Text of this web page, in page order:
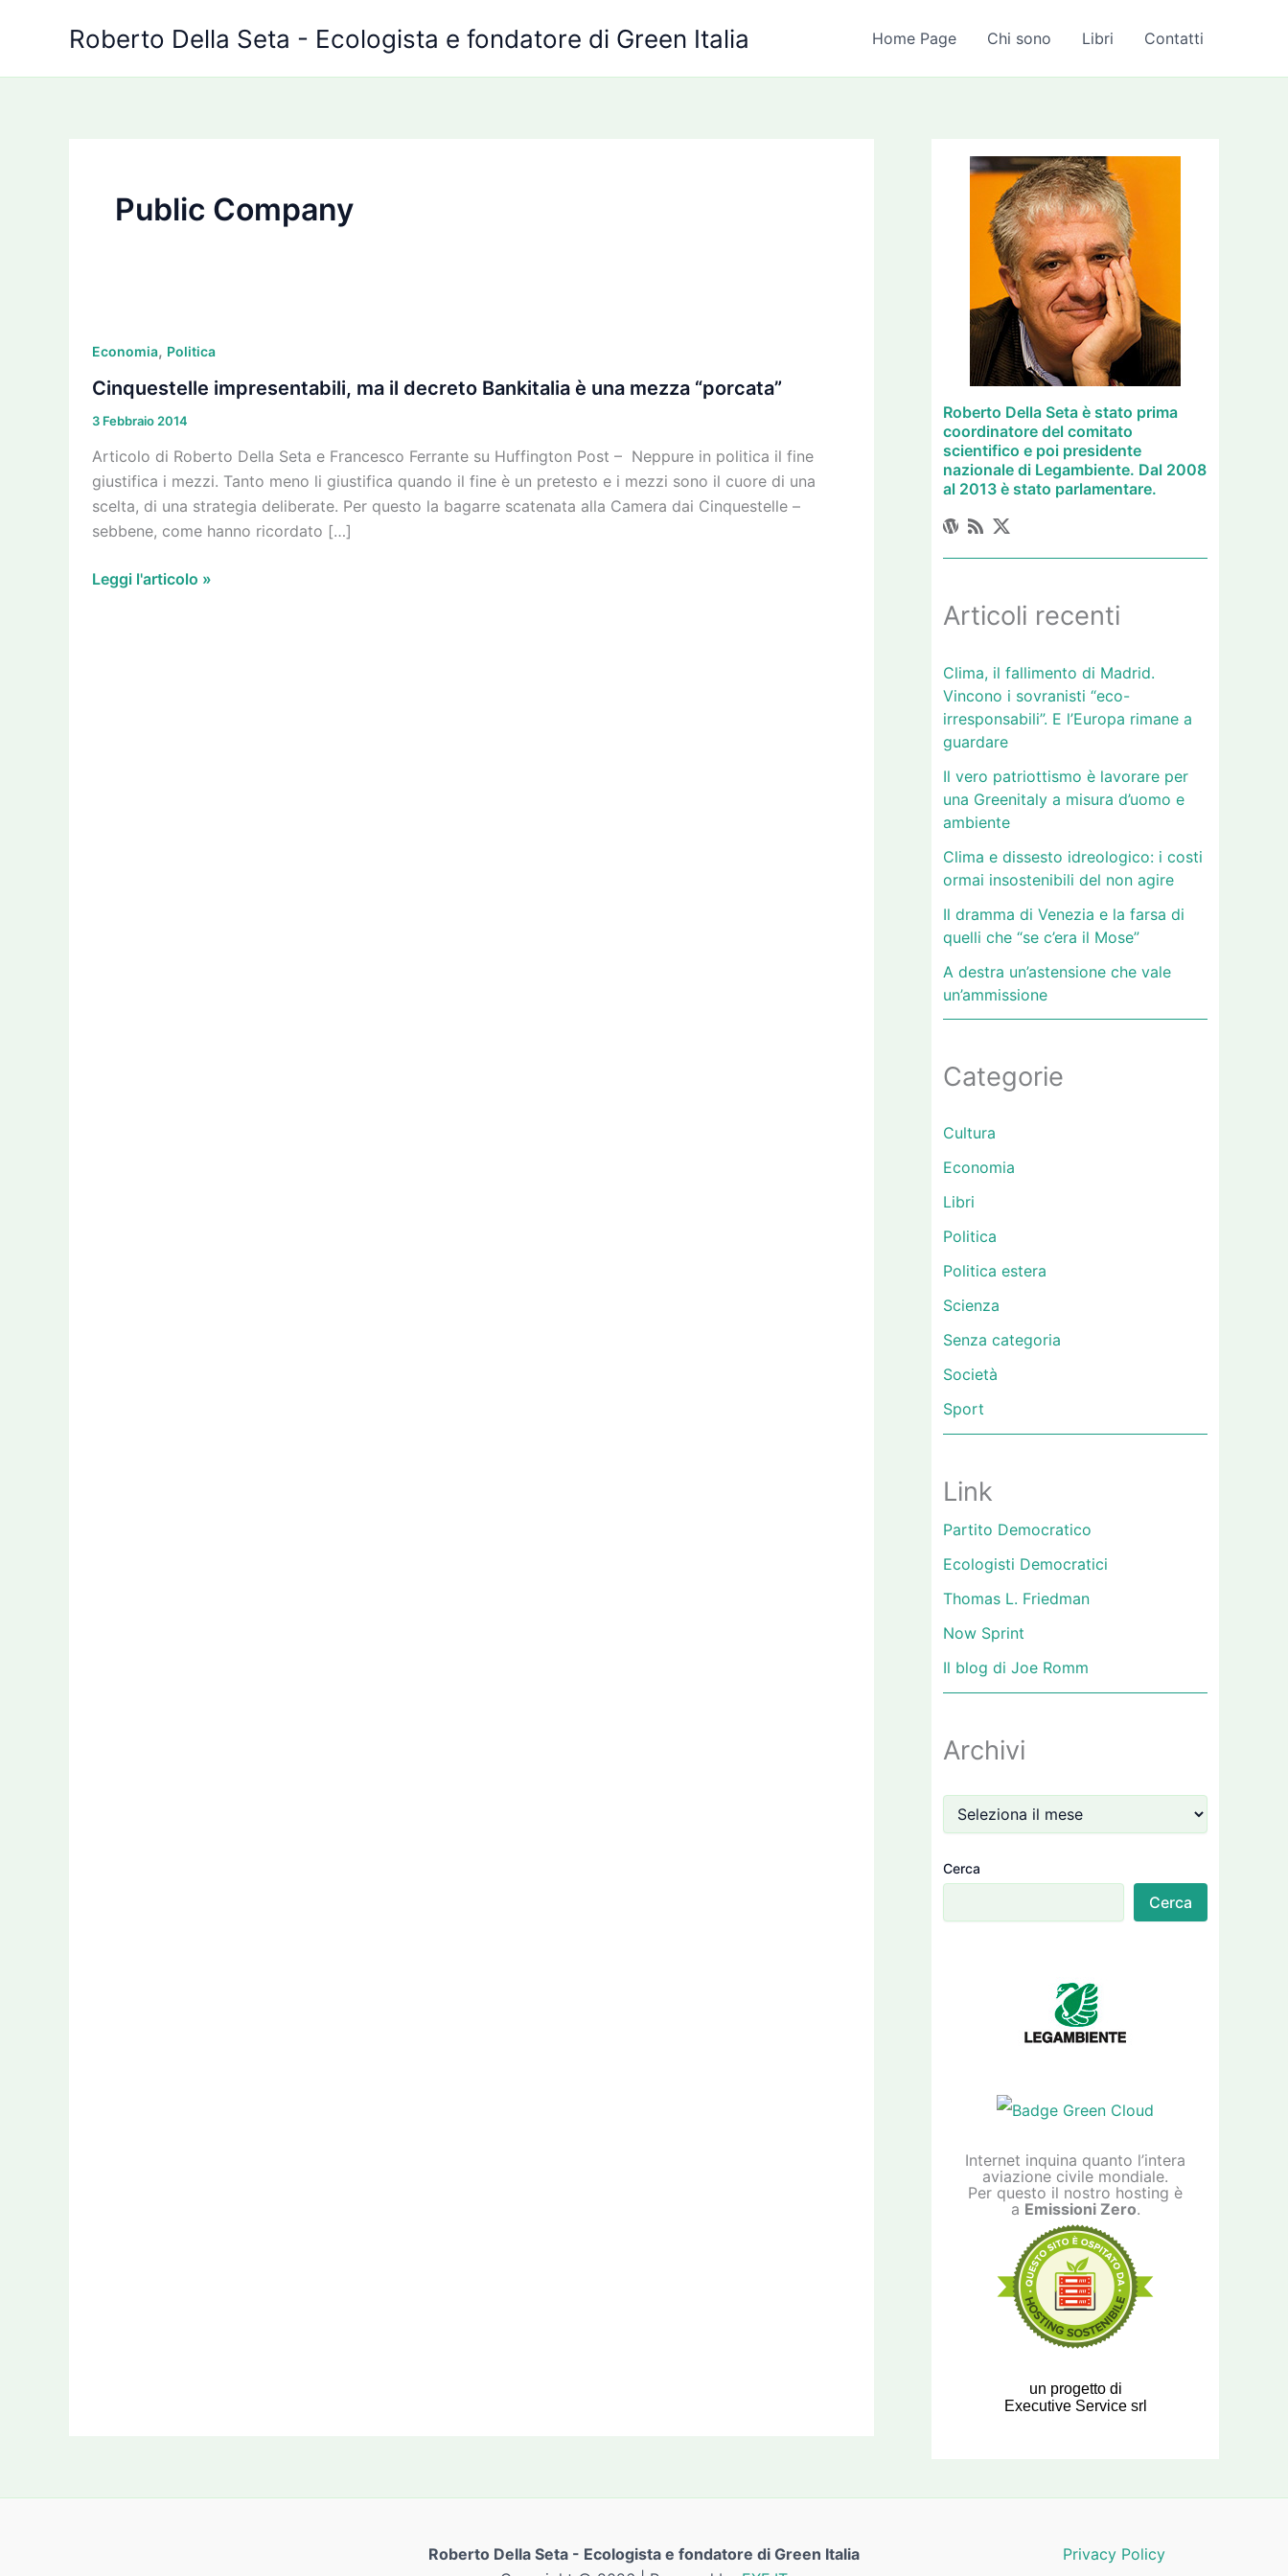
Roberto Della Seta - Ecologista e fondatore di Green Italia Home Page Chi sono Libri Contatti
Public Company
Economia, Politica
Cinquestelle impresentabili, ma il decreto Bankitalia è una mezza “porcata”
3 Febbraio 2014
Articolo di Roberto Della Seta e Francesco Ferrante su Huffington Post – Neppure in politica il fine
giustifica i mezzi. Tanto meno li giustifica quando il fine è un pretesto e i mezzi sono il cuore di una
scelta, di una strategia deliberate. Per questo la bagarre scatenata alla Camera dai Cinquestelle –
sebbene, come hanno ricordato […]
impresentabili,
ma
decreto
Bankitalia
è
una
mezza
Leggi l'articolo »
Roberto Della Seta è stato prima
coordinatore del comitato
scientifico e poi presidente
nazionale di Legambiente. Dal 2008
al 2013 è stato parlamentare.
Articoli recenti
Clima, il fallimento di Madrid.
Vincono i sovranisti “eco-
irresponsabili”. E l’Europa rimane a
guardare
Il vero patriottismo è lavorare per
una Greenitaly a misura d’uomo e
ambiente
Clima e dissesto idreologico: i costi
ormai insostenibili del non agire
Il dramma di Venezia e la farsa di
quelli che “se c’era il Mose”
A destra un’astensione che vale
un’ammissione
Categorie
Cultura
Economia
Libri
Politica
Politica estera
Scienza
Senza categoria
Società
Sport
Link
Partito Democratico
Ecologisti Democratici
Thomas L. Friedman
Now Sprint
Il blog di Joe Romm
Archivi
c
Cerca
Cerca
Internet inquina quanto l’intera
aviazione civile mondiale.
Per questo il nostro hosting è
a Emissioni Zero.
un progetto di
Executive Service srl
Roberto Della Seta - Ecologista e fondatore di Green Italia
Privacy Policy